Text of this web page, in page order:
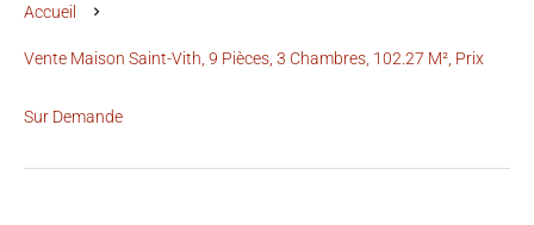
Accueil
Vente Maison Saint-Vith, 9 Pièces, 3 Chambres, 102.27 M², Prix
Sur Demande